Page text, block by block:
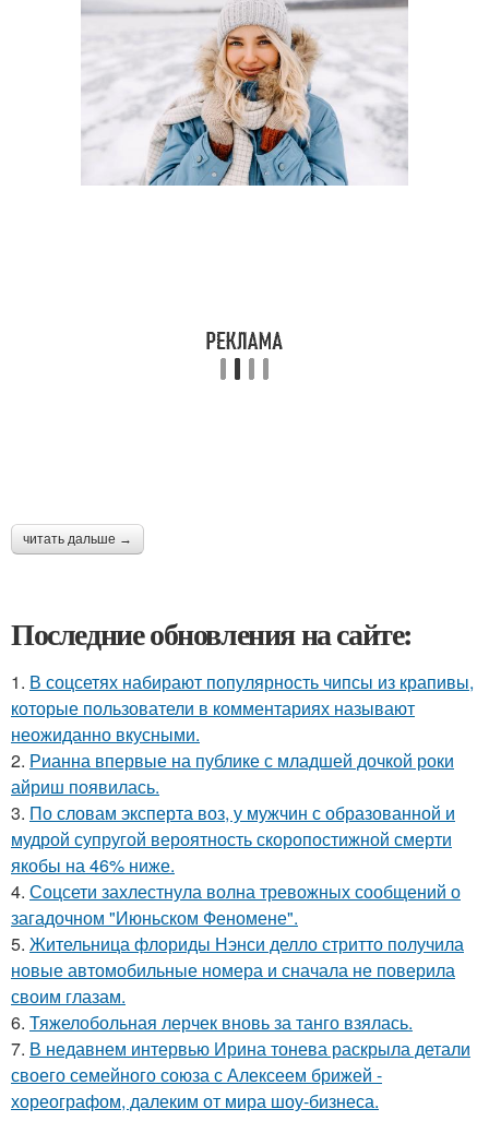
читать дальше →
Последние обновления на сайте:
1. В соцсетях набирают популярность чипсы из крапивы,
которые пользователи в комментариях называют
неожиданно вкусными.
2. Рианна впервые на публике с младшей дочкой роки
айриш появилась.
3. По словам эксперта воз, у мужчин с образованной и
мудрой супругой вероятность скоропостижной смерти
якобы на 46% ниже.
4. Соцсети захлестнула волна тревожных сообщений о
загадочном "Июньском Феномене".
5. Жительница флориды Нэнси делло стритто получила
новые автомобильные номера и сначала не поверила
своим глазам.
6. Тяжелобольная лерчек вновь за танго взялась.
7. В недавнем интервью Ирина тонева раскрыла детали
своего семейного союза с Алексеем брижей -
хореографом, далеким от мира шоу-бизнеса.